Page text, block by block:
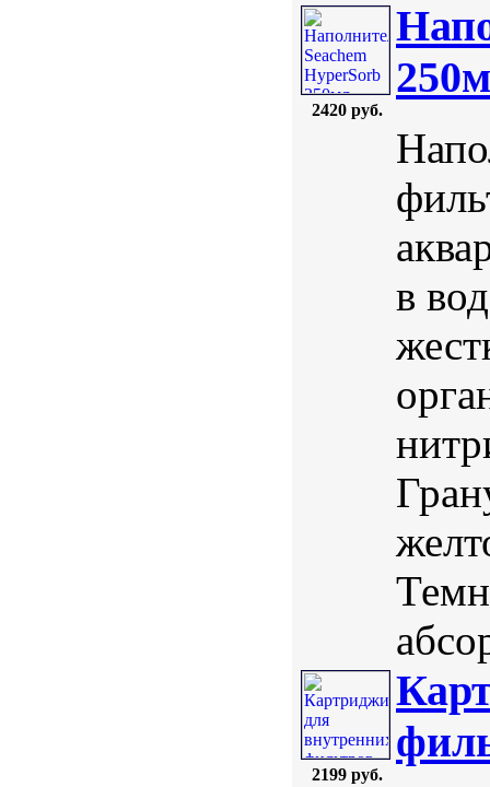
2420 руб.
в
2199 руб.